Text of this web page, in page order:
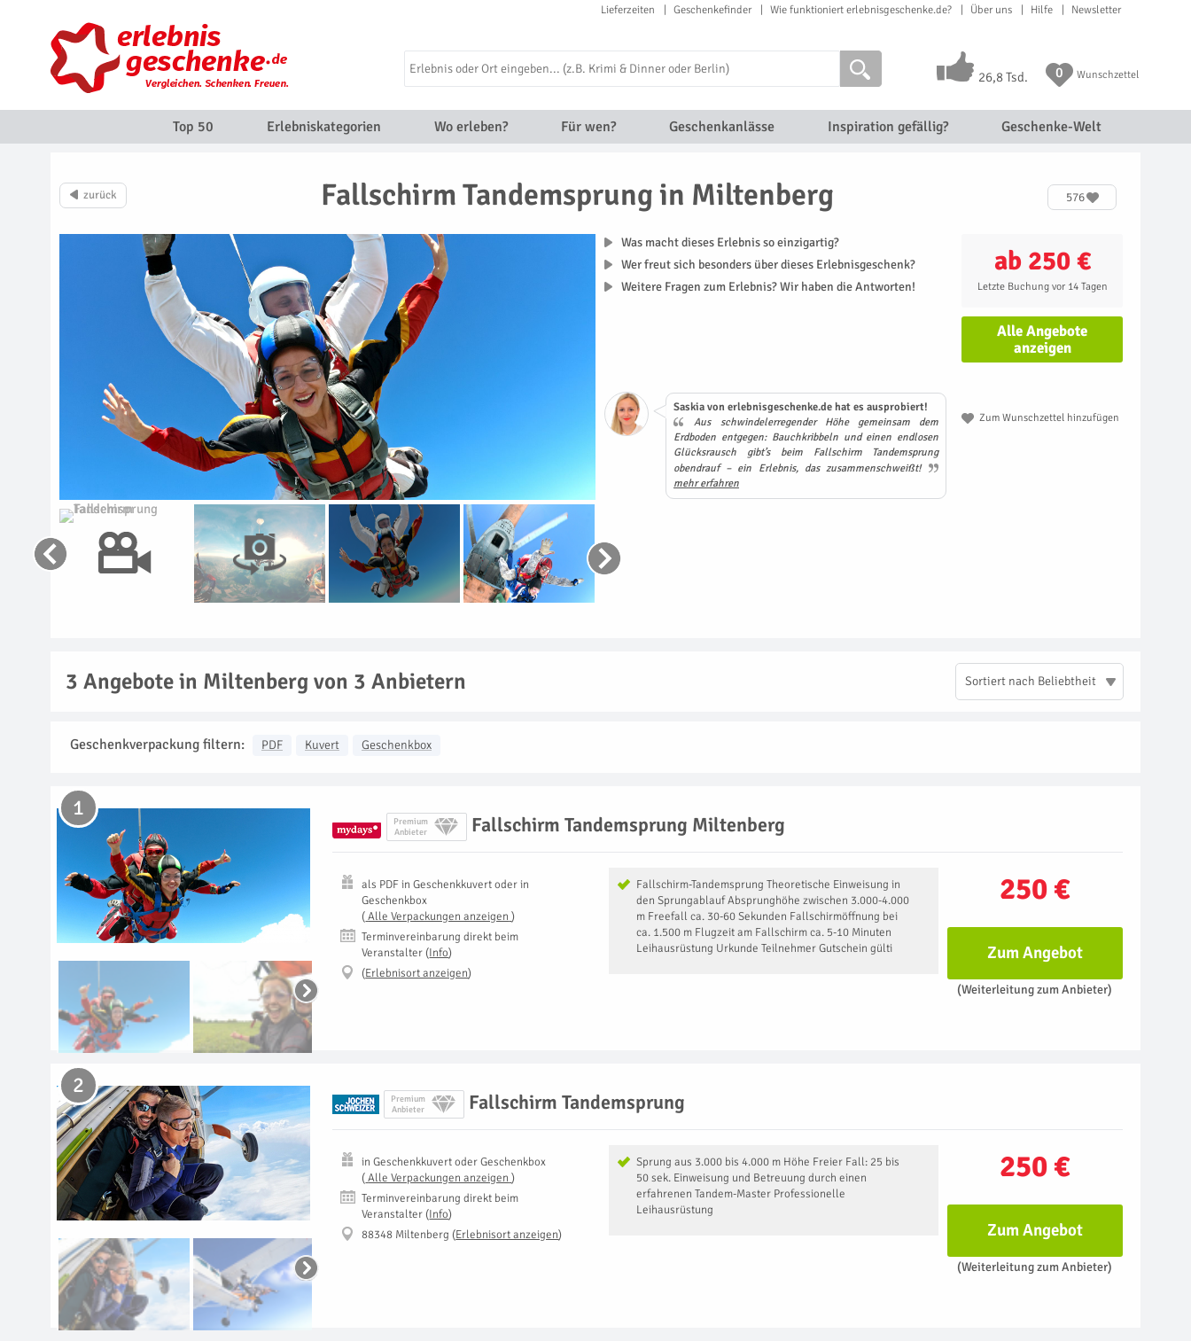
Lieferzeiten Geschenkefinder Wie funktioniert erlebnisgeschenke.de? Über uns Hilfe Newsletter
26,8 Tsd. 0 Wunschzettel
Top 50 Erlebniskategorien Wo erleben? Für wen? Geschenkanlässe Inspiration gefällig? Geschenke-Welt
Fallschirm Tandemsprung in Miltenberg 576
ab 250 €
Letzte Buchung vor 14 Tagen
Alle Angebote
anzeigen
Zum Wunschzettel hinzufügen
Was macht dieses Erlebnis so einzigartig?
Wer freut sich besonders über dieses Erlebnisgeschenk?
Weitere Fragen zum Erlebnis? Wir haben die Antworten!
Saskia von erlebnisgeschenke.de hat es ausprobiert!
Aus schwindelerregender Höhe gemeinsam dem
Erdboden entgegen: Bauchkribbeln und einen endlosen
Glücksrausch gibt’s beim Fallschirm Tandemsprung
obendrauf – ein Erlebnis, das zusammenschweißt!
mehr erfahren
3 Angebote in Miltenberg von 3 Anbietern Sortiert nach Beliebtheit
Geschenkverpackung filtern: PDF Kuvert Geschenkbox
Premium
Anbieter
Fallschirm Tandemsprung Miltenberg
1
250 €
Fallschirm-Tandemsprung Theoretische Einweisung in
den Sprungablauf Absprunghöhe zwischen 3.000-4.000
m Freefall ca. 30-60 Sekunden Fallschirmöffnung bei
ca. 1.500 m Flugzeit am Fallschirm ca. 5-10 Minuten
Leihausrüstung Urkunde Teilnehmer Gutschein gülti
als PDFinGeschenkkuvert oder in
Geschenkbox
( Alle Verpackungen anzeigen )
Terminvereinbarung direkt beim
Veranstalter (Info)
(Erlebnisort anzeigen)
Zum Angebot
(Weiterleitung zum Anbieter)
Premium
Anbieter
Fallschirm Tandemsprung
2
250 €
Sprung aus 3.000 bis 4.000 m Höhe Freier Fall: 25 bis
50 sek. Einweisung und Betreuung durch einen
erfahrenen Tandem-Master Professionelle
Leihausrüstung
inGeschenkkuvert oder Geschenkbox
( Alle Verpackungen anzeigen )
Terminvereinbarung direkt beim
Veranstalter (Info)
88348 Miltenberg (Erlebnisort anzeigen) Zum Angebot
(Weiterleitung zum Anbieter)